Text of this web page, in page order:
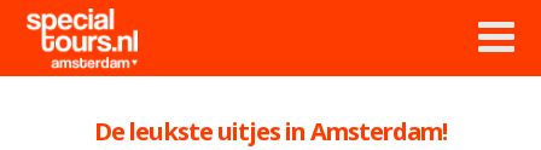
De leukste uitjes in Amsterdam!